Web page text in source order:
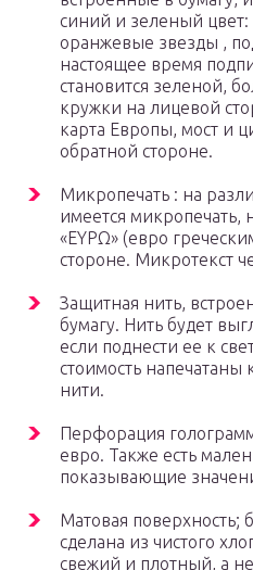
синий и зеленый
оранжевые звезды ,
настоящее время
становится зеленой,
кружки на лицевой
карта Европы, мост и
обратной стороне.
Микропечать : на
имеется
«ΕΥΡΩ» (евро
стороне. Микротекст
Защитная нить,
бумагу. Нить будет
если поднести ее к
стоимость
нити.
Перфорация
евро. Также есть
показывающие
Матовая поверхность;
сделана из чистого
свежий и плотный, а